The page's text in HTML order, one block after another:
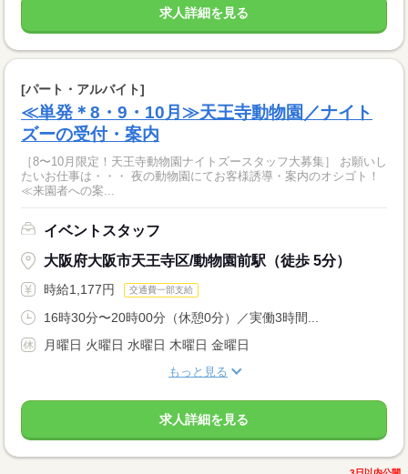
求人詳細を見る
[パート・アルバイト]
≪単発＊8・9・10月≫天王寺動物園／ナイト
ズーの受付・案内
［8〜10月限定！天王寺動物園ナイトズースタッフ大募集］ お願いし
たいお仕事は・・・ 夜の動物園にてお客様誘導・案内のオシゴト！
≪来園者への案...
イベントスタッフ
大阪府大阪市天王寺区/動物園前駅（徒歩 5分）
時給1,177円 交通費一部支給
16時30分〜20時00分（休憩0分）／実働3時間...
月曜日 火曜日 水曜日 木曜日 金曜日
もっと見る
求人詳細を見る